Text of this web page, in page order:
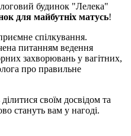
будинок "Лелека"
для майбутніх матусь!
спілкування.
питанням ведення
захворювань у вагітних,
про правильне
своїм досвідом та
стануть вам у нагоді.